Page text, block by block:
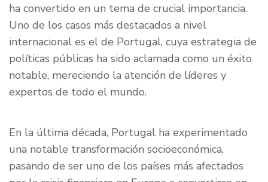
ha convertido en un tema de crucial importancia.
Uno de los casos más destacados a nivel
internacional es el de Portugal, cuya estrategia de
políticas públicas ha sido aclamada como un éxito
notable, mereciendo la atención de líderes y
expertos de todo el mundo.
En la última década, Portugal ha experimentado
una notable transformación socioeconómica,
pasando de ser uno de los países más afectados